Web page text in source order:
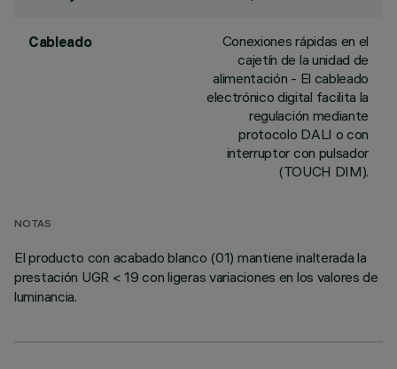
Cableado
Conexiones rápidas en el
cajetín de la unidad de
alimentación - El cableado
electrónico digital facilita la
regulación mediante
protocolo DALI o con
interruptor con pulsador
(TOUCH DIM).
NOTAS
El producto con acabado blanco (01) mantiene inalterada la
prestación UGR < 19 con ligeras variaciones en los valores de
luminancia.